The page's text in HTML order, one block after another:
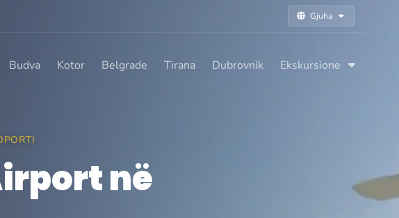
Gjuha
Budva Kotor Belgrade Tirana Dubrovnik Ekskursione
në